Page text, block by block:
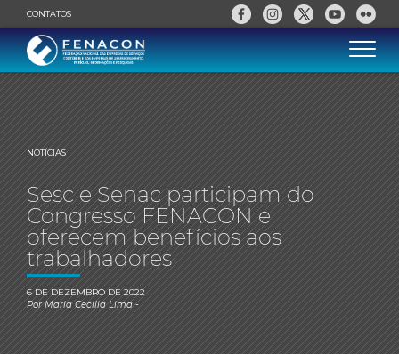
CONTATOS
NOTÍCIAS
Sesc e Senac participam do
Congresso FENACON e
oferecem benefícios aos
trabalhadores
6 DE DEZEMBRO DE 2022
PorMaria Cecilia Lima-